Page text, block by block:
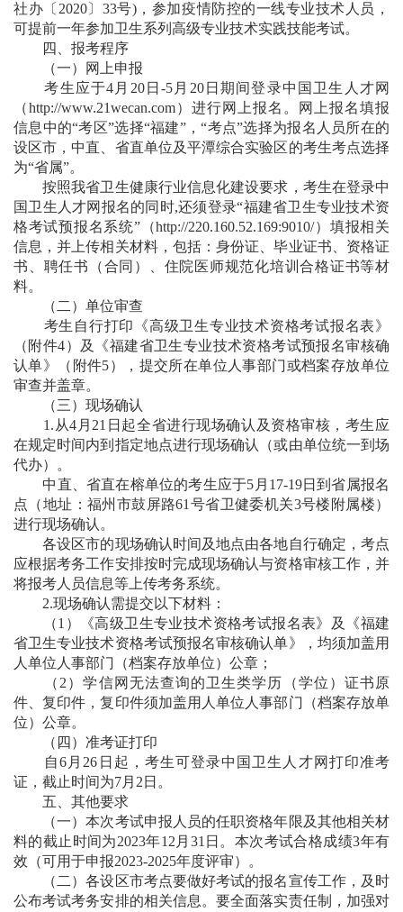
社办〔2020〕33号)，参加疫情防控的一线专业技术人员，
可提前一年参加卫生系列高级专业技术实践技能考试。
四、报考程序
（一）网上申报
考生应于4月20日-5月20日期间登录中国卫生人才网
（http://www.21wecan.com）进行网上报名。网上报名填报
信息中的“考区”选择“福建”，“考点”选择为报名人员所在的
设区市，中直、省直单位及平潭综合实验区的考生考点选择
为“省属”。
按照我省卫生健康行业信息化建设要求，考生在登录中
国卫生人才网报名的同时,还须登录“福建省卫生专业技术资
格考试预报名系统”（http://220.160.52.169:9010/）填报相关
信息，并上传相关材料，包括：身份证、毕业证书、资格证
书、聘任书（合同）、住院医师规范化培训合格证书等材
料。
（二）单位审查
考生自行打印《高级卫生专业技术资格考试报名表》
（附件4）及《福建省卫生专业技术资格考试预报名审核确
认单》（附件5），提交所在单位人事部门或档案存放单位
审查并盖章。
（三）现场确认
1.从4月21日起全省进行现场确认及资格审核，考生应
在规定时间内到指定地点进行现场确认（或由单位统一到场
代办）。
中直、省直在榕单位的考生应于5月17-19日到省属报名
点（地址：福州市鼓屏路61号省卫健委机关3号楼附属楼）
进行现场确认。
各设区市的现场确认时间及地点由各地自行确定，考点
应根据考务工作安排按时完成现场确认与资格审核工作，并
将报考人员信息等上传考务系统。
2.现场确认需提交以下材料：
（1）《高级卫生专业技术资格考试报名表》及《福建
省卫生专业技术资格考试预报名审核确认单》，均须加盖用
人单位人事部门（档案存放单位）公章；
（2）学信网无法查询的卫生类学历（学位）证书原
件、复印件，复印件须加盖用人单位人事部门（档案存放单
位）公章。
（四）准考证打印
自6月26日起，考生可登录中国卫生人才网打印准考
证，截止时间为7月2日。
五、其他要求
（一）本次考试申报人员的任职资格年限及其他相关材
料的截止时间为2023年12月31日。本次考试合格成绩3年有
效（可用于申报2023-2025年度评审）。
（二）各设区市考点要做好考试的报名宣传工作，及时
公布考试考务安排的相关信息。要全面落实责任制，加强对